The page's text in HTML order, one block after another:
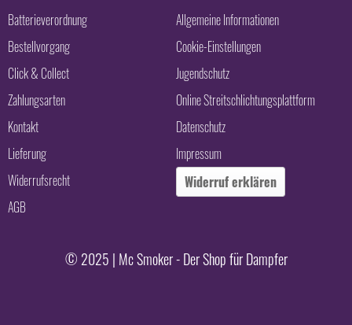
Batterieverordnung
Bestellvorgang
Click & Collect
Zahlungsarten
Kontakt
Lieferung
Widerrufsrecht
AGB
Allgemeine Informationen
Cookie-Einstellungen
Jugendschutz
Online Streitschlichtungsplattform
Datenschutz
Impressum
Widerruf erklären
© 2025 | Mc Smoker - Der Shop für Dampfer